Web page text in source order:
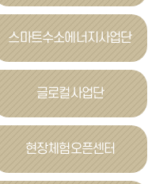
스마트수소에너지사업단
글로컬사업단
현장체험오픈센터